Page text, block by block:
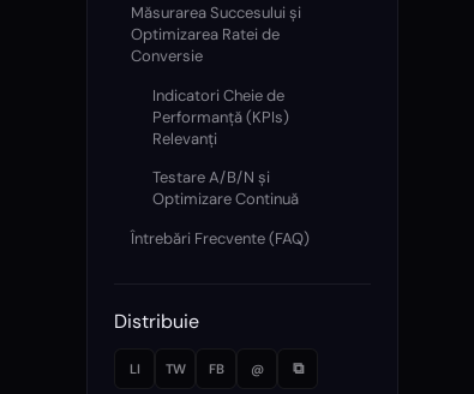
Măsurarea Succesului și
Optimizarea Ratei de
Conversie
Indicatori Cheie de
Performanță (KPIs)
Relevanți
Testare A/B/N și
Optimizare Continuă
Întrebări Frecvente (FAQ)
Distribuie
LI TW FB @ ⧉